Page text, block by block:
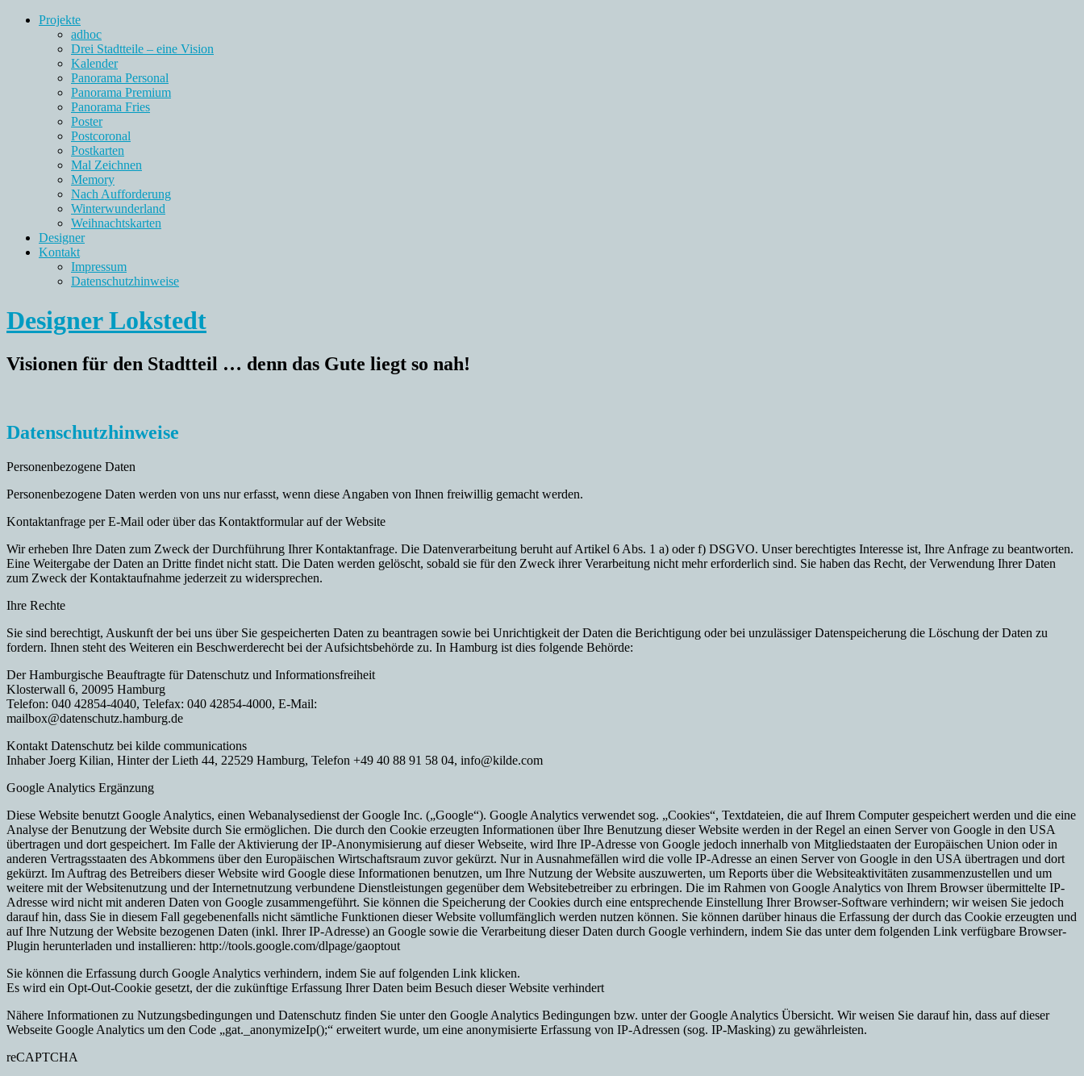
Projekte
adhoc
Drei Stadtteile – eine Vision
Kalender
Panorama Personal
Panorama Premium
Panorama Fries
Poster
Postcoronal
Postkarten
Mal Zeichnen
Memory
Nach Aufforderung
Winterwunderland
Weihnachtskarten
Designer
Kontakt
Impressum
Datenschutzhinweise
Designer Lokstedt
Visionen für den Stadtteil … denn das Gute liegt so nah!
Datenschutzhinweise
Personenbezogene Daten
Personenbezogene Daten werden von uns nur erfasst, wenn diese Angaben von Ihnen freiwillig gemacht werden.
Kontaktanfrage per E-Mail oder über das Kontaktformular auf der Website
Wir erheben Ihre Daten zum Zweck der Durchführung Ihrer Kontaktanfrage. Die Datenverarbeitung beruht auf Artikel 6 Abs. 1 a) oder f) DSGVO. Unser berechtigtes Interesse ist, Ihre Anfrage zu beantworten.
Eine Weitergabe der Daten an Dritte findet nicht statt. Die Daten werden gelöscht, sobald sie für den Zweck ihrer Verarbeitung nicht mehr erforderlich sind. Sie haben das Recht, der Verwendung Ihrer Daten
zum Zweck der Kontaktaufnahme jederzeit zu widersprechen.
Ihre Rechte
Sie sind berechtigt, Auskunft der bei uns über Sie gespeicherten Daten zu beantragen sowie bei Unrichtigkeit der Daten die Berichtigung oder bei unzulässiger Datenspeicherung die Löschung der Daten zu
fordern. Ihnen steht des Weiteren ein Beschwerderecht bei der Aufsichtsbehörde zu. In Hamburg ist dies folgende Behörde:
Der Hamburgische Beauftragte für Datenschutz und Informationsfreiheit
Klosterwall 6, 20095 Hamburg
Telefon: 040 42854-4040, Telefax: 040 42854-4000, E-Mail:
mailbox@datenschutz.hamburg.de
Kontakt Datenschutz bei kilde communications
Inhaber Joerg Kilian, Hinter der Lieth 44, 22529 Hamburg, Telefon +49 40 88 91 58 04, info@kilde.com
Google Analytics Ergänzung
Diese Website benutzt Google Analytics, einen Webanalysedienst der Google Inc. („Google“). Google Analytics verwendet sog. „Cookies“, Textdateien, die auf Ihrem Computer gespeichert werden und die eine
Analyse der Benutzung der Website durch Sie ermöglichen. Die durch den Cookie erzeugten Informationen über Ihre Benutzung dieser Website werden in der Regel an einen Server von Google in den USA
übertragen und dort gespeichert. Im Falle der Aktivierung der IP-Anonymisierung auf dieser Webseite, wird Ihre IP-Adresse von Google jedoch innerhalb von Mitgliedstaaten der Europäischen Union oder in
anderen Vertragsstaaten des Abkommens über den Europäischen Wirtschaftsraum zuvor gekürzt. Nur in Ausnahmefällen wird die volle IP-Adresse an einen Server von Google in den USA übertragen und dort
gekürzt. Im Auftrag des Betreibers dieser Website wird Google diese Informationen benutzen, um Ihre Nutzung der Website auszuwerten, um Reports über die Websiteaktivitäten zusammenzustellen und um
weitere mit der Websitenutzung und der Internetnutzung verbundene Dienstleistungen gegenüber dem Websitebetreiber zu erbringen. Die im Rahmen von Google Analytics von Ihrem Browser übermittelte IP-
Adresse wird nicht mit anderen Daten von Google zusammengeführt. Sie können die Speicherung der Cookies durch eine entsprechende Einstellung Ihrer Browser-Software verhindern; wir weisen Sie jedoch
darauf hin, dass Sie in diesem Fall gegebenenfalls nicht sämtliche Funktionen dieser Website vollumfänglich werden nutzen können. Sie können darüber hinaus die Erfassung der durch das Cookie erzeugten und
auf Ihre Nutzung der Website bezogenen Daten (inkl. Ihrer IP-Adresse) an Google sowie die Verarbeitung dieser Daten durch Google verhindern, indem Sie das unter dem folgenden Link verfügbare Browser-
Plugin herunterladen und installieren: http://tools.google.com/dlpage/gaoptout
Sie können die Erfassung durch Google Analytics verhindern, indem Sie auf folgenden Link klicken.
Es wird ein Opt-Out-Cookie gesetzt, der die zukünftige Erfassung Ihrer Daten beim Besuch dieser Website verhindert
Nähere Informationen zu Nutzungsbedingungen und Datenschutz finden Sie unter den Google Analytics Bedingungen bzw. unter der Google Analytics Übersicht. Wir weisen Sie darauf hin, dass auf dieser
Webseite Google Analytics um den Code „gat._anonymizeIp();“ erweitert wurde, um eine anonymisierte Erfassung von IP-Adressen (sog. IP-Masking) zu gewährleisten.
reCAPTCHA